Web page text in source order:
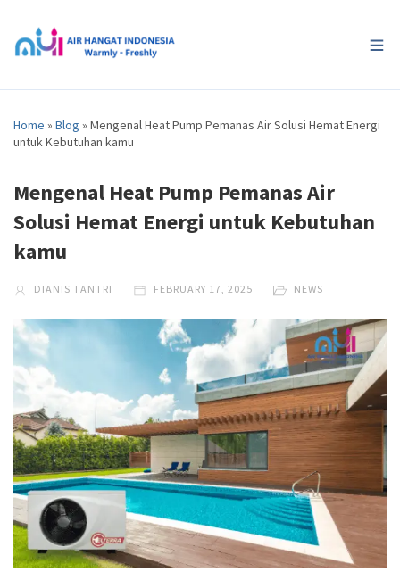
Home » Blog » Mengenal Heat Pump Pemanas Air Solusi Hemat Energi
untuk Kebutuhan kamu
Mengenal Heat Pump Pemanas Air
Solusi Hemat Energi untuk Kebutuhan
kamu
DIANIS TANTRI FEBRUARY 17, 2025 NEWS